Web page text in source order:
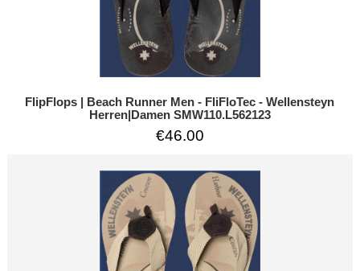
FlipFlops | Beach Runner Men - FliFloTec - Wellensteyn
Herren|Damen SMW110.L562123
€46.00